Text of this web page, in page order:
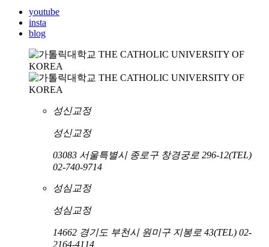
youtube
insta
blog
성신교정
성신교정
03083 서울특별시 종로구 창경궁로 296-12(TEL)
02-740-9714
성심교정
성심교정
14662 경기도 부천시 원미구 지봉로 43(TEL) 02-
2164-4114